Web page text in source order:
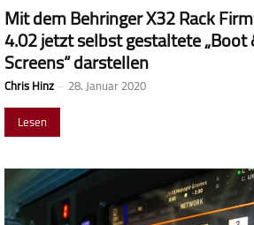
Mit dem Behringer X32 Rack
4.02 jetzt selbst gestaltete „Boot
Screens“ darstellen
Chris Hinz - 28. Januar 2020
Lesen